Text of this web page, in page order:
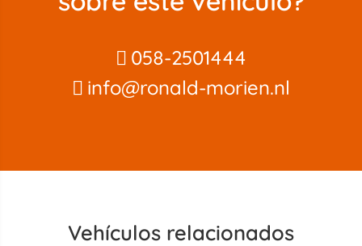
058-2501444
info@ronald-morien.nl
Vehículos relacionados